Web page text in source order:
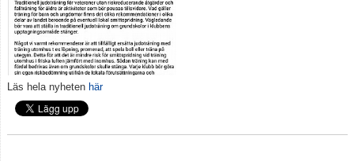
Tävlingar
Judo ordlista
Klubbkläder
Läs hela nyheten här